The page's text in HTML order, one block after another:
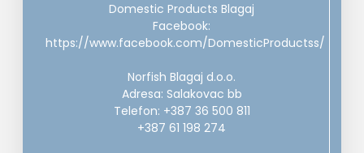
Domestic Products Blagaj
Facebook:
https://www.facebook.com/DomesticProductss/
Norfish Blagaj d.o.o.
Adresa: Salakovac bb
Telefon: +387 36 500 811
+387 61 198 274